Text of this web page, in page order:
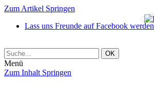
Zum Artikel Springen
Lass uns Freunde auf Facebook werden
Menü
Zum Inhalt Springen